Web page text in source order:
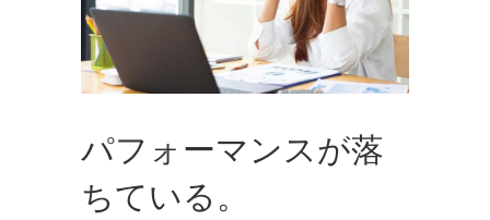
パフォーマンスが落
ちている。